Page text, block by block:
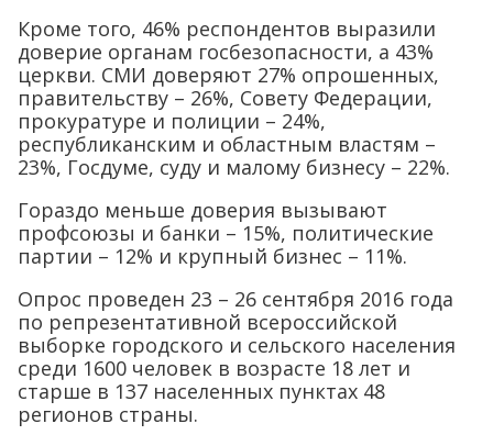
Кроме того, 46% респондентов выразили
доверие органам госбезопасности, а 43%
церкви. СМИ доверяют 27% опрошенных,
правительству – 26%, Совету Федерации,
прокуратуре и полиции – 24%,
республиканским и областным властям –
23%, Госдуме, суду и малому бизнесу – 22%.
Гораздо меньше доверия вызывают
профсоюзы и банки – 15%, политические
партии – 12% и крупный бизнес – 11%.
Опрос проведен 23 – 26 сентября 2016 года
по репрезентативной всероссийской
выборке городского и сельского населения
среди 1600 человек в возрасте 18 лет и
старше в 137 населенных пунктах 48
регионов страны.